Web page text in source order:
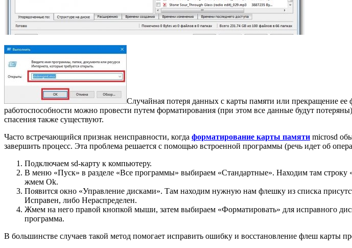
Случайная потеря данных с карты памяти или прекращение
работоспособности можно провести путем форматирования (при этом все данные будут
спасения также существуют.
Часто встречающийся признак неисправности, когда форматирование карты памяти microsd
завершить процесс. Эта проблема решается с помощью встроенной программы (речь идет об
Подключаем sd-карту к компьютеру.
В меню «Пуск» в разделе «Все программы» выбираем «Стандартные». Находим там
жмем Ok.
Появится окно «Управление дисками». Там находим нужную нам флешку из списка
Исправен, либо Нераспределен.
Жмем на него правой кнопкой мыши, затем выбираем «Форматировать» для исправного
программа.
В большинстве случаев такой метод помогает исправить ошибку и восстановление флеш карты